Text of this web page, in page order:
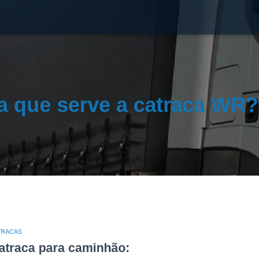
que serve a catraca WR?
para caminhão: